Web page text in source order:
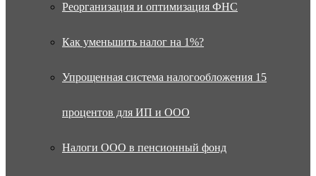
Реорганизация и оптимизация ФНС
Как уменьшить налог на 1%?
Упрощенная система налогообложения 15
процентов для ИП и ООО
Налоги ООО в пенсионный фонд